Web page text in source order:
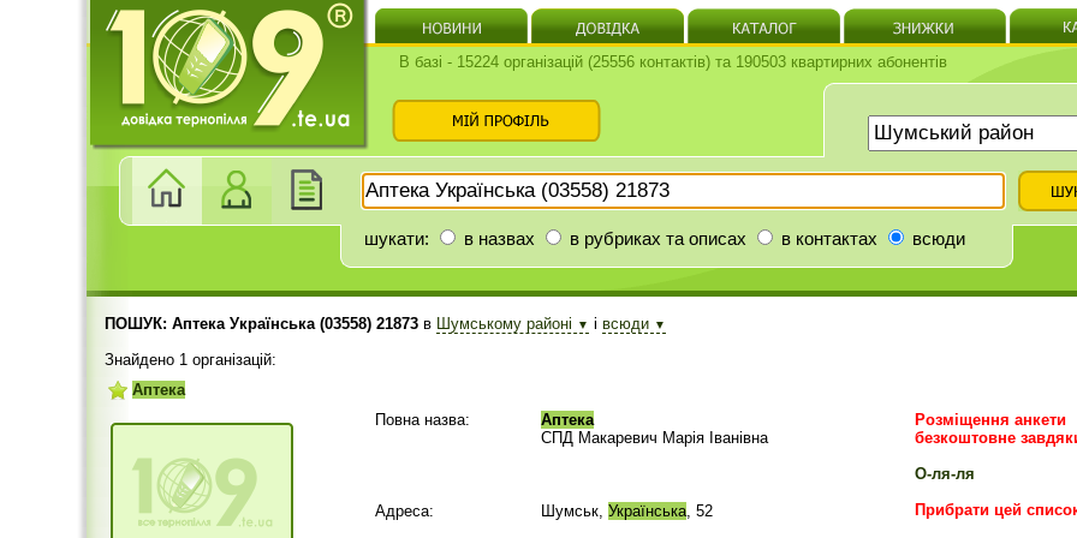
В базі - 15224 організацій (25556 контактів) та 190503 квартирних абонентів
шукати: в назвах в рубриках та описах в контактах всюди
ПОШУК: Аптека Українська (03558) 21873 в Шумському районі ▼ і всюди ▼
Знайдено 1 організацій:
Аптека
Розміщення анкети
безкоштовне
О-ля-ля
Прибрати цей
Повна назва:
Аптека
СПД Макаревич Марія Іванівна
Адреса: Шумськ, Українська, 52